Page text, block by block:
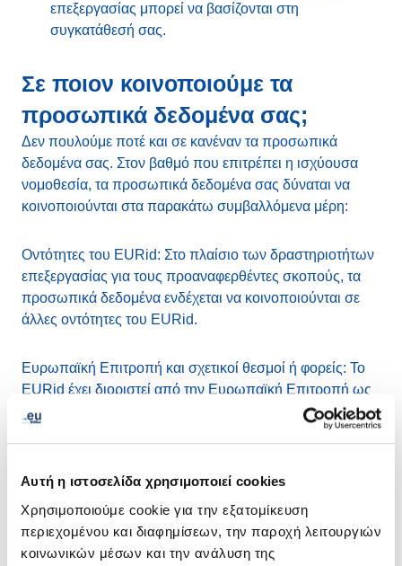
Αυτή η ιστοσελίδα χρησιμοποιεί cookies
Χρησιμοποιούμε cookie για την εξατομίκευση
περιεχομένου και διαφημίσεων, την παροχή λειτουργιών
κοινωνικών μέσων και την ανάλυση της
επεξεργασίας μπορεί να βασίζονται στη
συγκατάθεσή σας.
Σε ποιον κοινοποιούμε τα
προσωπικά δεδομένα σας;
Δεν πουλούμε ποτέ και σε κανέναν τα προσωπικά
δεδομένα σας. Στον βαθμό που επιτρέπει η ισχύουσα
νομοθεσία, τα προσωπικά δεδομένα σας δύναται να
κοινοποιούνται στα παρακάτω συμβαλλόμενα μέρη:
Οντότητες του EURid: Στο πλαίσιο των δραστηριοτήτων
επεξεργασίας για τους προαναφερθέντες σκοπούς, τα
προσωπικά δεδομένα ενδέχεται να κοινοποιούνται σε
άλλες οντότητες του EURid.
Ευρωπαϊκή Επιτροπή και σχετικοί θεσμοί ή φορείς: Το
EURid έχει διοριστεί από την Ευρωπαϊκή Επιτροπή ως
διαχειριστής μητρώου ανωτάτου επιπέδου .eu (ccTLD)
και πιθανές παραλλαγές του σε άλλες γραφές. Ενδέχεται
Ευρωπαϊκή Επιτροπή ή σε οποιονδήποτε σχετικό θεσμό
Πάροχοι μεσεγγύησης και αποθήκευσης: Προκειμένου